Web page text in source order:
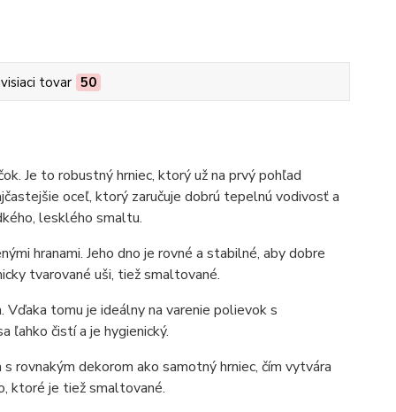
tovar 50
Je to robustný hrniec, ktorý už na prvý pohľad
oceľ, ktorý zaručuje dobrú tepelnú vodivosť a
lesklého smaltu.
hranami. Jeho dno je rovné a stabilné, aby dobre
tvarované uši, tiež smaltované.
tomu je ideálny na varenie polievok s
ľahko čistí a je hygienický.
rovnakým dekorom ako samotný hrniec, čím vytvára
ktoré je tiež smaltované.